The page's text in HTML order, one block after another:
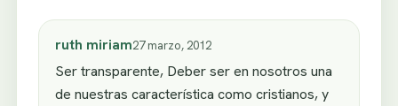
ruth miriam27 marzo, 2012
Ser transparente, Deber ser en nosotros una
de nuestras característica como cristianos, y